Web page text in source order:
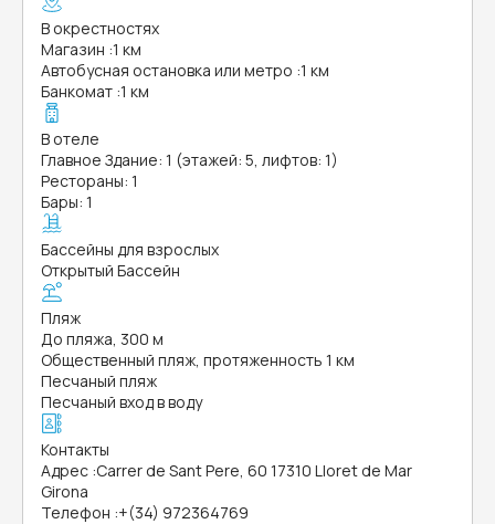
В окрестностях
Магазин :1 км
Автобусная остановка или метро :1 км
Банкомат :1 км
В отеле
Главное Здание: 1 (этажей: 5, лифтов: 1)
Рестораны: 1
Бары: 1
Бассейны для взрослых
Открытый Бассейн
Пляж
До пляжа, 300 м
Общественный пляж, протяженность 1 км
Песчаный пляж
Песчаный вход в воду
Контакты
Адрес :Carrer de Sant Pere, 60 17310 Lloret de Mar
Girona
Телефон :+(34) 972364769